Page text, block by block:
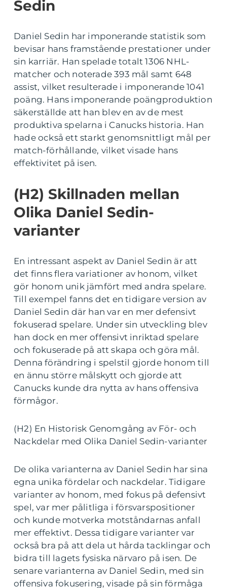
Sedin
Daniel Sedin har imponerande statistik som
bevisar hans framstående prestationer under
sin karriär. Han spelade totalt 1306 NHL-
matcher och noterade 393 mål samt 648
assist, vilket resulterade i imponerande 1041
poäng. Hans imponerande poängproduktion
säkerställde att han blev en av de mest
produktiva spelarna i Canucks historia. Han
hade också ett starkt genomsnittligt mål per
match-förhållande, vilket visade hans
effektivitet på isen.
(H2) Skillnaden mellan
Olika Daniel Sedin-
varianter
En intressant aspekt av Daniel Sedin är att
det finns flera variationer av honom, vilket
gör honom unik jämfört med andra spelare.
Till exempel fanns det en tidigare version av
Daniel Sedin där han var en mer defensivt
fokuserad spelare. Under sin utveckling blev
han dock en mer offensivt inriktad spelare
och fokuserade på att skapa och göra mål.
Denna förändring i spelstil gjorde honom till
en ännu större målskytt och gjorde att
Canucks kunde dra nytta av hans offensiva
förmågor.
(H2) En Historisk Genomgång av För- och
Nackdelar med Olika Daniel Sedin-varianter
De olika varianterna av Daniel Sedin har sina
egna unika fördelar och nackdelar. Tidigare
varianter av honom, med fokus på defensivt
spel, var mer pålitliga i försvarspositioner
och kunde motverka motståndarnas anfall
mer effektivt. Dessa tidigare varianter var
också bra på att dela ut hårda tacklingar och
bidra till lagets fysiska närvaro på isen. De
senare varianterna av Daniel Sedin, med sin
offensiva fokusering, visade på sin förmåga